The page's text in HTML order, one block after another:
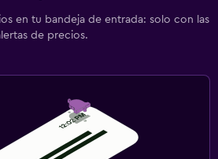
en tu bandeja de entrada: solo con las
de precios.